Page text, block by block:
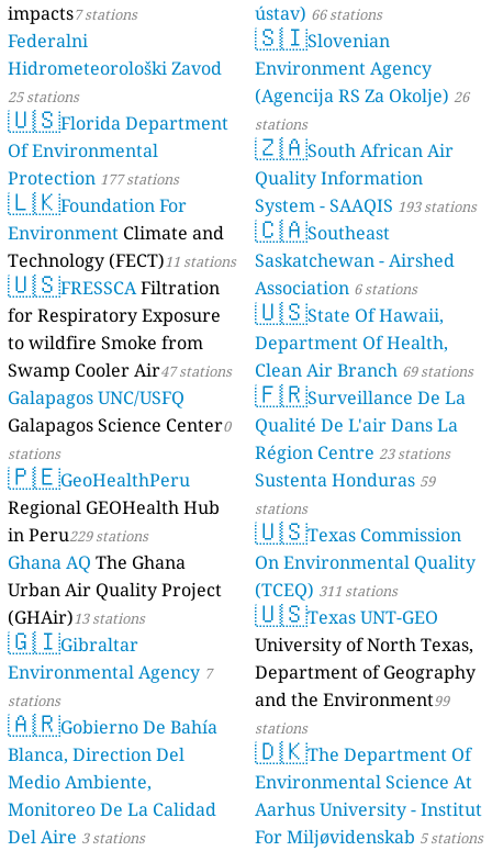
impacts7 stations
Federalni
Hidrometeorološki Zavod
25 stations
🇺🇸Florida Department
Of Environmental
Protection 177 stations
🇱🇰Foundation For
Environment Climate and
Technology (FECT)11 stations
🇺🇸FRESSCAFiltration
for Respiratory Exposure
to wildfire Smoke from
Swamp Cooler Air47 stations
Galapagos UNC/USFQ
Galapagos Science Center0
stations
🇵🇪GeoHealthPeru
Regional GEOHealth Hub
in Peru229 stations
Ghana AQ The Ghana
Urban Air Quality Project
(GHAir)13 stations
🇬🇮Gibraltar
Environmental Agency 7
stations
🇦🇷Gobierno De Bahía
Blanca, Direction Del
Medio Ambiente,
Monitoreo De La Calidad
Del Aire 3 stations
ústav) 66 stations
🇸🇮Slovenian
Environment Agency
(Agencija RS Za Okolje) 26
stations
🇿🇦South African Air
Quality Information
System - SAAQIS 193 stations
🇨🇦Southeast
Saskatchewan - Airshed
Association 6 stations
🇺🇸State Of Hawaii,
Department Of Health,
Clean Air Branch 69 stations
🇫🇷Surveillance De La
Qualité De L'air Dans La
Région Centre 23 stations
Sustenta Honduras 59
stations
🇺🇸Texas Commission
On Environmental Quality
(TCEQ) 311 stations
🇺🇸Texas UNT-GEO
University of North Texas,
Department of Geography
and the Environment99
stations
🇩🇰The Department Of
Environmental Science At
Aarhus University - Institut
For Miljøvidenskab 5 stations